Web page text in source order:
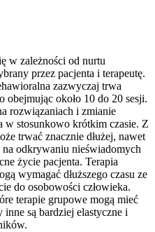
w zależności od nurtu
przez pacjenta i terapeutę.
zazwyczaj trwa
około 10 do 20 sesji.
rozwiązaniach i zmianie
w stosunkowo krótkim czasie. Z
trwać znacznie dłużej, nawet
odkrywaniu nieświadomych
życie pacjenta. Terapia
wymagać dłuższego czasu ze
do osobowości człowieka.
terapie grupowe mogą mieć
są bardziej elastyczne i